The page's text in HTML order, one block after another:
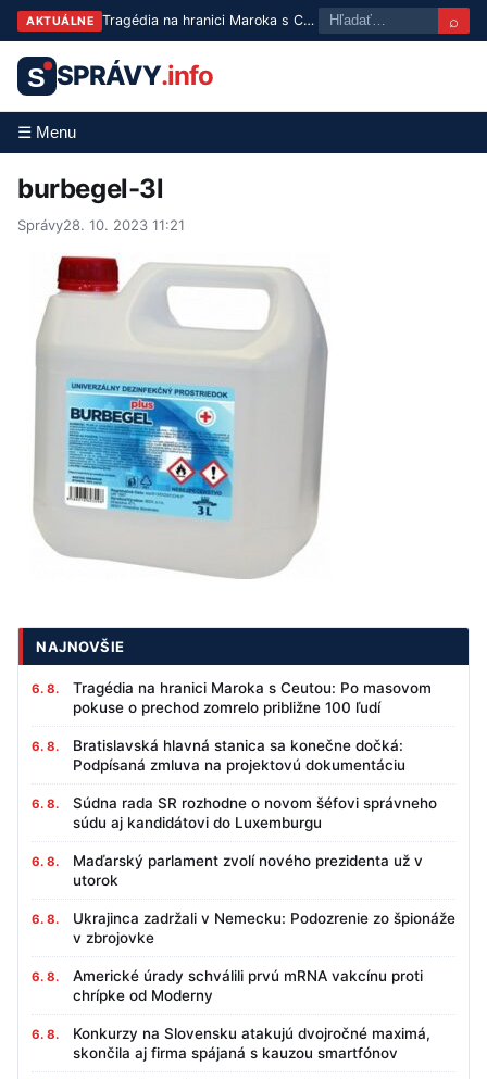
AKTUÁLNE Tragédia na hranici Maroka s Ceutou: Po masovom pokuse o prechod zomrelo približne 100 ľudí ⌕
S SPRÁVY.info
☰ Menu
burbegel-3l
Správy28. 10. 2023 11:21
NAJNOVŠIE
6. 8.
Tragédia na hranici Maroka s Ceutou: Po masovom
pokuse o prechod zomrelo približne 100 ľudí
6. 8.
Bratislavská hlavná stanica sa konečne dočká:
Podpísaná zmluva na projektovú dokumentáciu
6. 8.
Súdna rada SR rozhodne o novom šéfovi správneho
súdu aj kandidátovi do Luxemburgu
6. 8.
Maďarský parlament zvolí nového prezidenta už v
utorok
6. 8.
Ukrajinca zadržali v Nemecku: Podozrenie zo špionáže
v zbrojovke
6. 8.
Americké úrady schválili prvú mRNA vakcínu proti
chrípke od Moderny
6. 8.
Konkurzy na Slovensku atakujú dvojročné maximá,
skončila aj firma spájaná s kauzou smartfónov